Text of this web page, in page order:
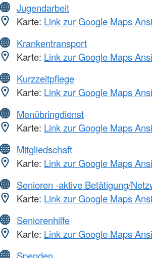
Jugendarbeit
Karte: Link zur Google Maps
Krankentransport
Karte: Link zur Google Maps
Kurzzeitpflege
Karte: Link zur Google Maps
Menübringdienst
Karte: Link zur Google Maps
Mitgliedschaft
Karte: Link zur Google Maps
Senioren -aktive Betätigung/
Karte: Link zur Google Maps
Seniorenhilfe
Karte: Link zur Google Maps
Spenden